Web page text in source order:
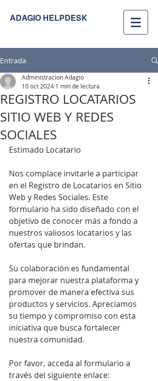
ADAGIO HELPDESK
Entrada
REGISTRO LOCATARIOS
SITIO WEB Y REDES
SOCIALES
Administracion Adagio
10 oct 2024 1 min de lectura
Estimado Locatario
Nos complace invitarle a participar
en el Registro de Locatarios en Sitio
Web y Redes Sociales. Este
formulario ha sido diseñado con el
objetivo de conocer más a fondo a
nuestros valiosos locatarios y las
ofertas que brindan.
Su colaboración es fundamental
para mejorar nuestra plataforma y
promover de manera efectiva sus
productos y servicios. Apreciamos
su tiempo y compromiso con esta
iniciativa que busca fortalecer
nuestra comunidad.
Por favor, acceda al formulario a
través del siguiente enlace: